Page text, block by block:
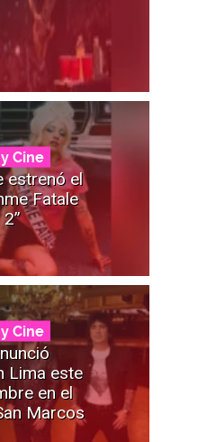
Cine
estrenó el
Fatale
Cine
Lima este
en el
Marcos